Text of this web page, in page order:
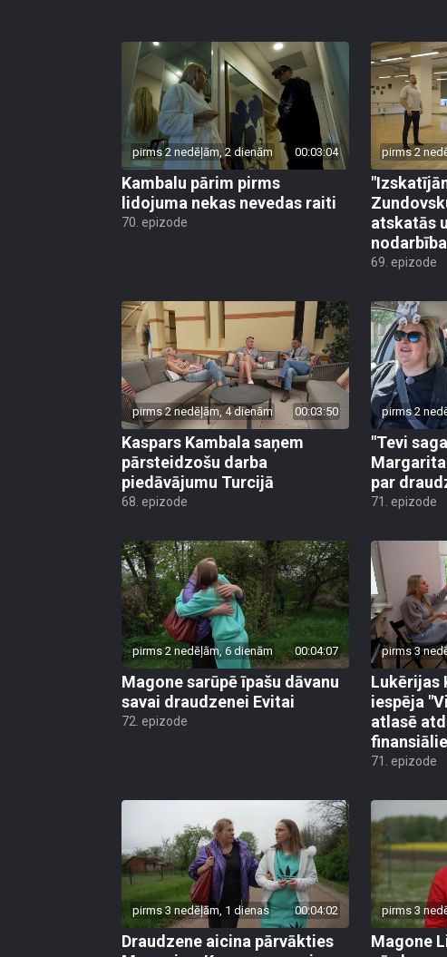
pirms 2 nedēļām, 2 dienām 00:03:04
Kambalu pārim pirms
lidojuma nekas nevedas raiti
70. epizode
pirms 2
atskatās
69. epizode
pirms 2 nedēļām, 4 dienām 00:03:50
Kaspars Kambala saņem
pārsteidzošu darba
piedāvājumu Turcijā
68. epizode
pirms 2
"Tevi
par
71. epizode
pirms 2 nedēļām, 6 dienām 00:04:07
Magone sarūpē īpašu dāvanu
savai draudzenei Evitai
72. epizode
pirms 3
Lukērijas
iespēja
atlasē
71. epizode
pirms 3 nedēļām, 1 dienas 00:04:02
Draudzene aicina pārvākties
pirms 3
Magone